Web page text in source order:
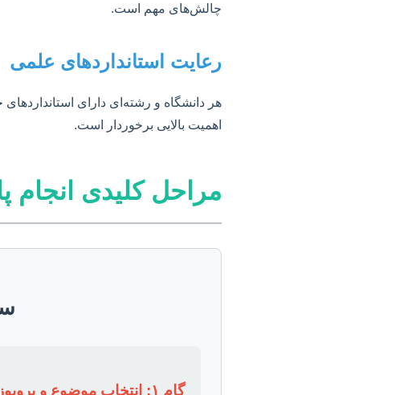
چالش‌های مهم است.
رعایت استانداردهای علمی
هر دانشگاه و رشته‌ای دارای
اهمیت بالایی برخوردار است.
مراحل کلیدی انجام
گام ۱: انتخاب موضوع و پروپوزال